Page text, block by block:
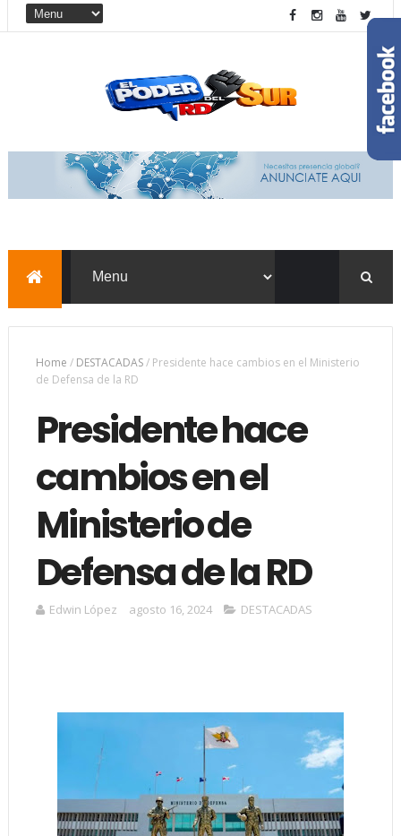
Home / DESTACADAS/ Presidente hace cambios en el Ministerio
de Defensa de la RD
Presidente hace
cambios en el
Ministerio de
Defensa de la RD
Edwin López agosto 16, 2024 DESTACADAS